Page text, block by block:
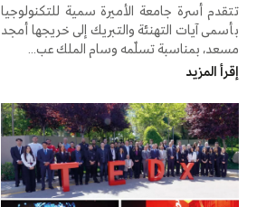
تتقدم أسرة جامعة الأميرة سمية للتكنولوجيا
بأسمى آيات التهنئة والتبريك إلى خريجها أمجد
مسعد، بمناسبة تسلّمه وسام الملك عب...
إقرأ المزيد